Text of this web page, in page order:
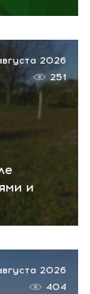
и
2026
251
2026
404